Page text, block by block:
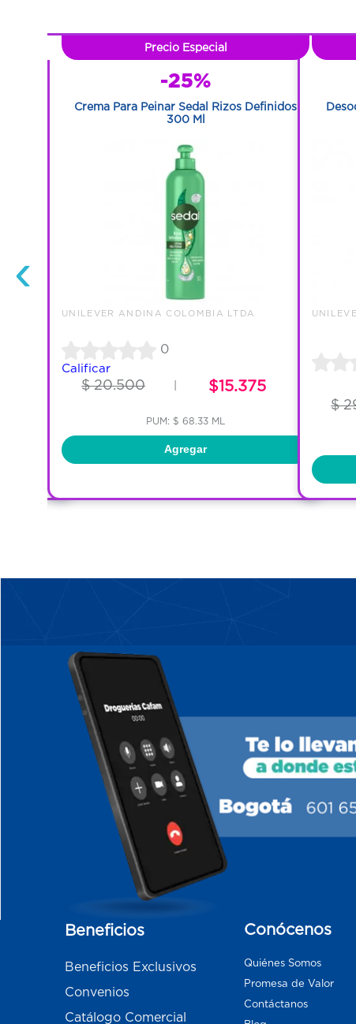
‹
Precio Especial
-25%
Crema Para Peinar Sedal Rizos Definidos
300 Ml
UNILEVER ANDINA COLOMBIA LTDA
0
Calificar
$ 20.500 $15.375
PUM: $ 68.33 ML
Agregar
$
Beneficios
Beneficios Exclusivos
Convenios
Catálogo Comercial
Conócenos
Quiénes Somos
Promesa de Valor
Contáctanos